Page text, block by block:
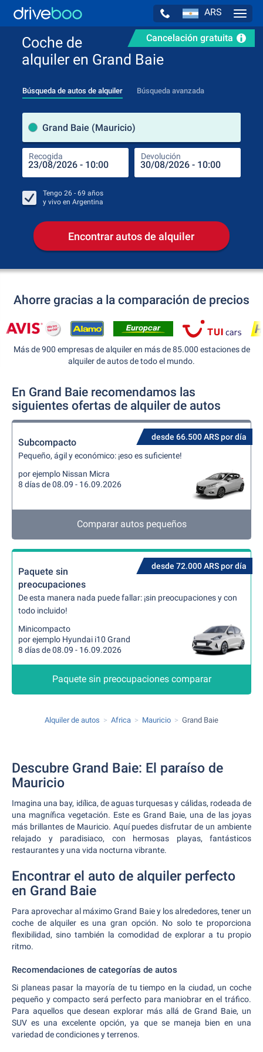
ARS
Cancelación gratuita
Coche de
alquiler en Grand Baie
Búsqueda de autos de alquiler Búsqueda avanzada
Grand Baie (Mauricio)
Recogida Devolución
Tengo 26 - 69 años
y vivo en Argentina
Encontrar autos de alquiler
Ahorre gracias a la comparación de precios
Más de 900 empresas de alquiler en más de 85.000 estaciones de
alquiler de autos de todo el mundo.
En Grand Baie recomendamos las
siguientes ofertas de alquiler de autos
desde 66.500 ARS por día
Subcompacto
Pequeño, ágil y económico: ¡eso es suficiente!
por ejemplo Nissan Micra
8 días de 08.09 - 16.09.2026
Comparar autos pequeños
desde 72.000 ARS por día
Paquete sin
preocupaciones
De esta manera nada puede fallar: ¡sin preocupaciones y con
todo incluido!
Minicompacto
por ejemplo Hyundai i10 Grand
8 días de 08.09 - 16.09.2026
Paquete sin preocupaciones comparar
Alquiler de autos Africa Mauricio Grand Baie
Descubre Grand Baie: El paraíso de
Mauricio
Imagina una bay, idílica, de aguas turquesas y cálidas, rodeada de
una magnífica vegetación. Este es Grand Baie, una de las joyas
más brillantes de Mauricio. Aquí puedes disfrutar de un ambiente
relajado y paradisiaco, con hermosas playas, fantásticos
restaurantes y una vida nocturna vibrante.
Encontrar el auto de alquiler perfecto
en Grand Baie
Para aprovechar al máximo Grand Baie y los alrededores, tener un
coche de alquiler es una gran opción. No solo te proporciona
flexibilidad, sino también la comodidad de explorar a tu propio
ritmo.
Recomendaciones de categorías de autos
Si planeas pasar la mayoría de tu tiempo en la ciudad, un coche
pequeño y compacto será perfecto para maniobrar en el tráfico.
Para aquellos que desean explorar más allá de Grand Baie, un
SUV es una excelente opción, ya que se maneja bien en una
variedad de condiciones y terrenos.